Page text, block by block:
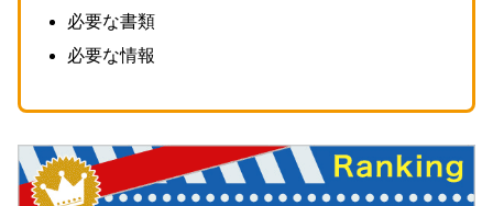
必要な書類
必要な情報